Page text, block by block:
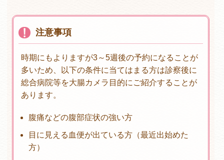
注意事項
時期にもよりますが3～5週後の予約になることが
多いため、以下の条件に当てはまる方は診察後に
総合病院等を大腸カメラ目的にご紹介することが
あります。
腹痛などの腹部症状の強い方
目に見える血便が出ている方（最近出始めた
方）